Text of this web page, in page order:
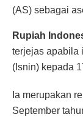
(AS) sebagai
Rupiah
terjejas apabila
(Isnin) kepada
Ia merupakan
September